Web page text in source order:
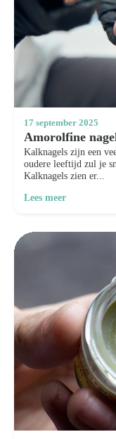
17 september 2025
Amorolfine
Kalknagels zijn een
oudere leeftijd zul je
Kalknagels zien er...
Lees meer